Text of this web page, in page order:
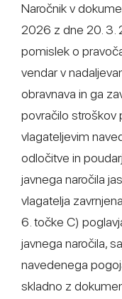
Naročnik v
2026 z dne 20. 3.
pomislek o
vendar v
obravnava in ga
povračilo stroškov
vlagateljevim
odločitve in
javnega naročila
vlagatelja
6. točke C)
javnega naročila,
navedenega
skladno z